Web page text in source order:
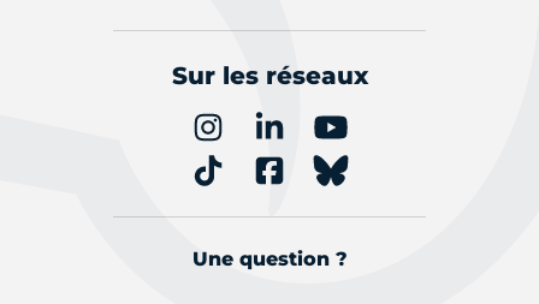
Sur les réseaux
Une question ?